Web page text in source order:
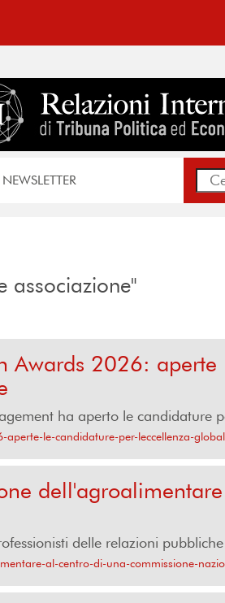
NEWSLETTER
associazione"
Awards 2026:
ha aperto le candidature
le-candidature-per-leccellenza-
delle relazioni
al-centro-di-una-commissione-